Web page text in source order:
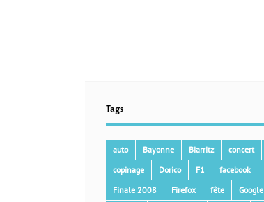
Tags
auto Bayonne Biarritz concert
copinage
Dorico F1 facebook
Finale 2008
Firefox fête Google